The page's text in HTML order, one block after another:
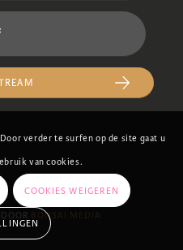
BONSAI MEDIA
verder te surfen op de site gaat u
van cookies.
COOKIES WEIGEREN